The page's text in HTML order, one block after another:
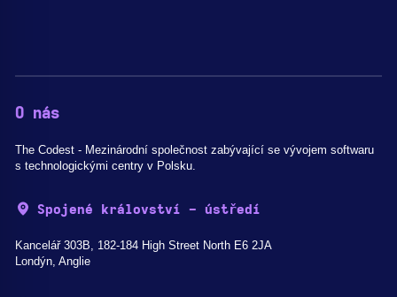
O nás
The Codest - Mezinárodní společnost zabývající se vývojem softwaru
s technologickými centry v Polsku.
Spojené království - ústředí
Kancelář 303B, 182-184 High Street North E6 2JA
Londýn, Anglie